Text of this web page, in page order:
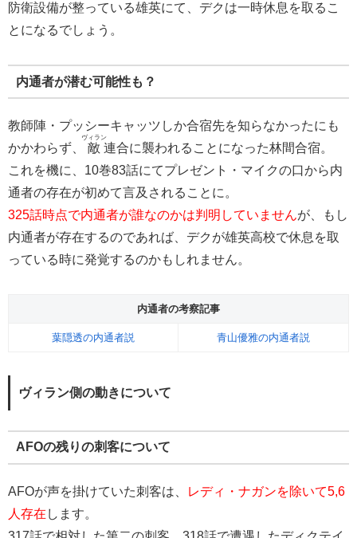
防衛設備が整っている雄英にて、デクは一時休息を取るこ
とになるでしょう。
内通者が潜む可能性も？
教師陣・プッシーキャッツしか合宿先を知らなかったにも
かかわらず、
敵
ヴィラン
連合に襲われることになった林間合宿。
これを機に、10巻83話にてプレゼント・マイクの口から内
通者の存在が初めて言及されることに。
325話時点で内通者が誰なのかは判明していませんが、もし
内通者が存在するのであれば、デクが雄英高校で休息を取
っている時に発覚するのかもしれません。
内通者の考察記事
葉隠透の内通者説 青山優雅の内通者説
ヴィラン側の動きについて
AFOの残りの刺客について
AFOが声を掛けていた刺客は、
レディ・ナガンを除いて5,6
人存在 します。